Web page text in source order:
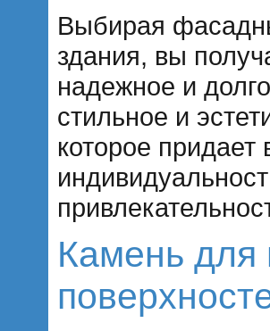
Выбирая
здания, вы
надежное и
стильное и
которое
Камень